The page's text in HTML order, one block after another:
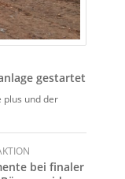
gestartet
plus und der
bei finaler